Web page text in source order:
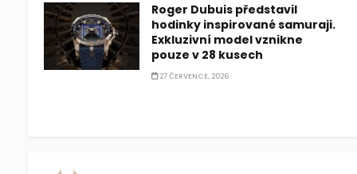
Roger Dubuis představil
hodinky inspirované samuraji.
Exkluzivní model vznikne
pouze v 28 kusech
27 ČERVENCE, 2026